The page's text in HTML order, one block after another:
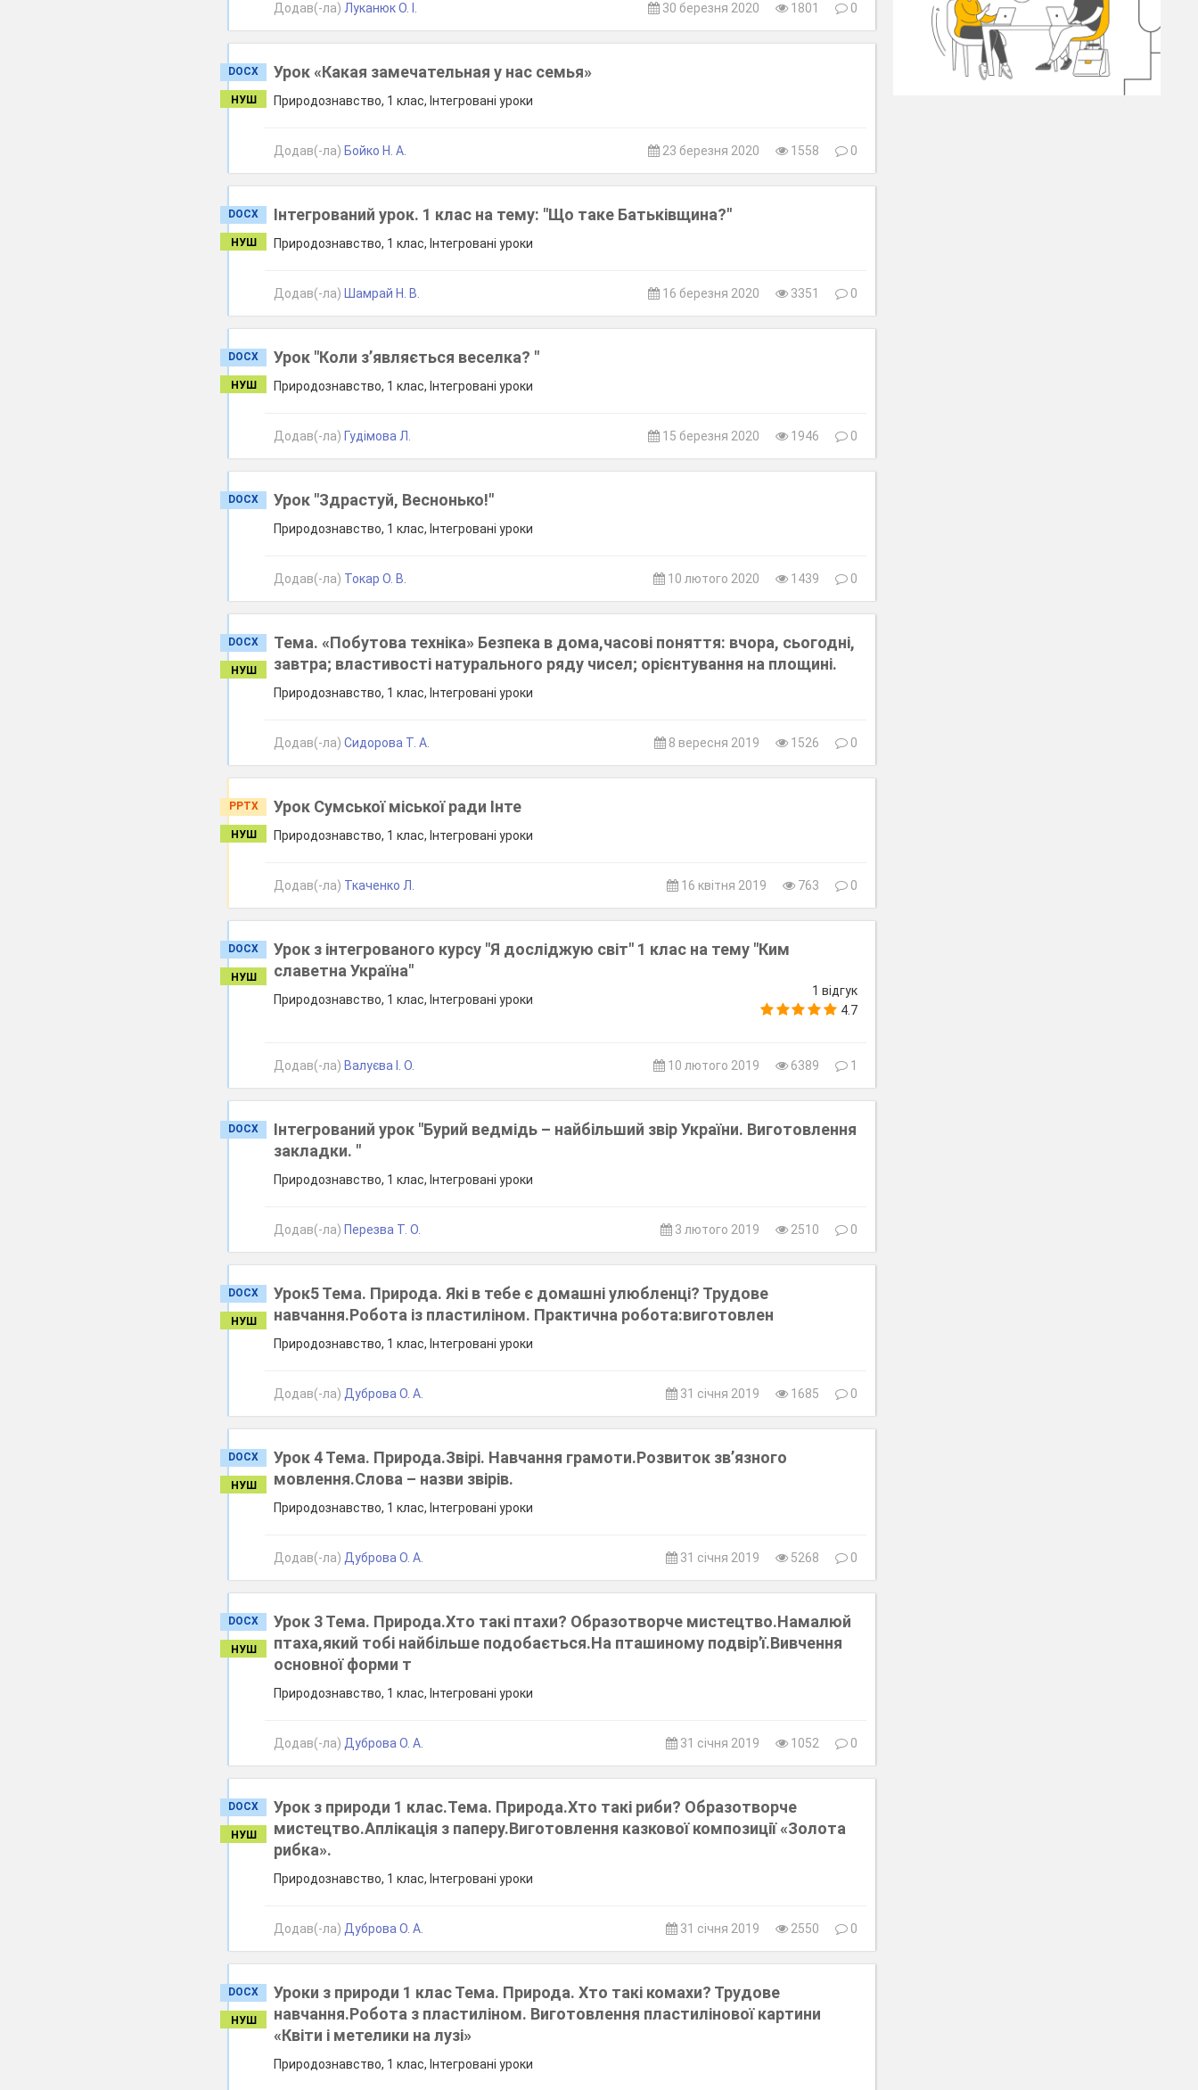
Додав(-ла) Луканюк О. І. 30 березня 2020 1801 0
DOCX
НУШ
Урок «Какая замечательная у нас семья»
Природознавство, 1 клас, Інтегровані уроки
Додав(-ла) Бойко Н. А. 23 березня 2020 1558 0
DOCX
НУШ
Інтегрований урок. 1 клас на тему: "Що таке Батьківщина?"
Природознавство, 1 клас, Інтегровані уроки
Додав(-ла) Шамрай Н. В. 16 березня 2020 3351 0
DOCX
НУШ
Урок "Коли з’являється веселка? "
Природознавство, 1 клас, Інтегровані уроки
Додав(-ла) Гудімова Л. 15 березня 2020 1946 0
DOCX Урок "Здрастуй, Веснонько!"
Природознавство, 1 клас, Інтегровані уроки
Додав(-ла) Токар О. В. 10 лютого 2020 1439 0
DOCX
НУШ
Тема. «Побутова техніка» Безпека в дома,часові поняття: вчора, сьогодні,
завтра; властивості натурального ряду чисел; орієнтування на площині.
Природознавство, 1 клас, Інтегровані уроки
Додав(-ла)Сидорова Т. А. 8 вересня 2019 1526 0
PPTX
НУШ
Урок Сумської міської ради Інте
Природознавство, 1 клас, Інтегровані уроки
Додав(-ла) Ткаченко Л. 16 квітня 2019 763 0
DOCX
НУШ
Урок з інтегрованого курсу "Я досліджую світ" 1 клас на тему "Ким
славетна Україна"
Природознавство, 1 клас, Інтегровані уроки
1 відгук
4.7
Додав(-ла) Валуєва І. О. 10 лютого 2019 6389 1
DOCX
Інтегрований урок "Бурий ведмідь – найбільший звір України. Виготовлення
закладки. "
Природознавство, 1 клас, Інтегровані уроки
Додав(-ла) Перезва Т. О. 3 лютого 2019 2510 0
DOCX
НУШ
Урок5 Тема. Природа. Які в тебе є домашні улюбленці? Трудове
навчання.Робота із пластиліном. Практична робота:виготовлен
Природознавство, 1 клас, Інтегровані уроки
Додав(-ла) Дуброва О. А. 31 січня 2019 1685 0
DOCX
НУШ
Урок 4 Тема. Природа.Звірі. Навчання грамоти.Розвиток зв’язного
мовлення.Слова – назви звірів.
Природознавство, 1 клас, Інтегровані уроки
Додав(-ла) Дуброва О. А. 31 січня 2019 5268 0
DOCX
НУШ
Урок 3 Тема. Природа.Хто такі птахи? Образотворче мистецтво.Намалюй
птаха,який тобі найбільше подобається.На пташиному подвір'ї.Вивчення
основної форми т
Природознавство, 1 клас, Інтегровані уроки
Додав(-ла) Дуброва О. А. 31 січня 2019 1052 0
DOCX
НУШ
Урок з природи 1 клас.Тема. Природа.Хто такі риби? Образотворче
мистецтво.Аплікація з паперу.Виготовлення казкової композиції «Золота
рибка».
Природознавство, 1 клас, Інтегровані уроки
Додав(-ла) Дуброва О. А. 31 січня 2019 2550 0
DOCX
НУШ
Уроки з природи 1 клас Тема. Природа. Хто такі комахи? Трудове
навчання.Робота з пластиліном. Виготовлення пластилінової картини
«Квіти і метелики на лузі»
Природознавство, 1 клас, Інтегровані уроки